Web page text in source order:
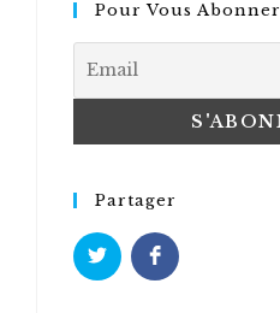
Pour Vous Abonner
Partager